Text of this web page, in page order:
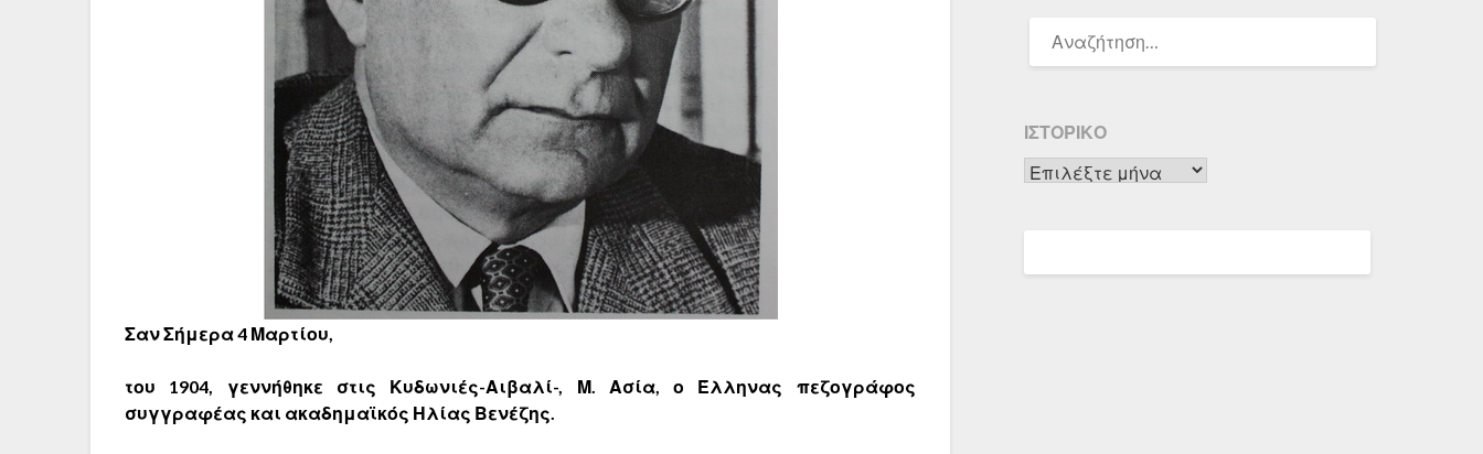
Σαν Σήμερα4 Μαρτίου,
του 1904, γεννήθηκε στις Κυδωνιές-Αιβαλί-, Μ. Ασία, ο Έλληνας πεζογράφος
συγγραφέας και ακαδημαϊκός Ηλίας Βενέζης.
ΓΙΑ:
ΙΣΤΟΡΙΚΌ
Ιστορικό